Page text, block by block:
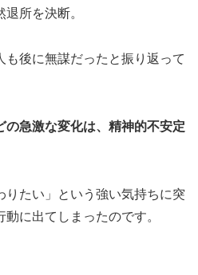
所を決断。
も後に無謀だったと振り返って
の急激な変化は、精神的不安定
りたい」という強い気持ちに突
に出てしまったのです。